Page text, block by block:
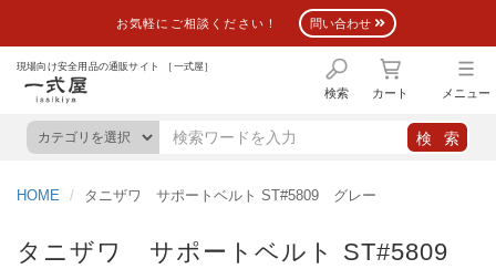
お気軽にご相談ください！ 問い合わせ
現場向け安全用品の通販サイト ［一式屋］
検索 カート メニュー
HOME タニザワ サポートベルト ST#5809 グレー
タニザワ サポートベルト ST#5809